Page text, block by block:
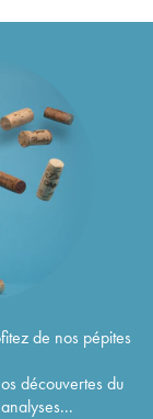
de nos pépites
découvertes du